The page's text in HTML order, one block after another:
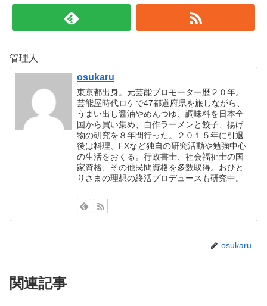
管理人
osukaru
東京都出身。元芸能プロモーター歴２０年。
芸能屋時代ロケで47都道府県を旅しながら、
うまい出し醤油やめんつゆ、調味料を日本全
国から買い集め、自作ラーメンと餃子、揚げ
物の研究を８年間行った。２０１５年に引退
後は料理、FXなど独自の研究活動や勉強中心
の生活をおくる。行政書士、社会福祉士の国
家資格、その他民間資格を多数取得。おひと
りさまの理想の終活プロデュースも研究中。
osukaru
関連記事